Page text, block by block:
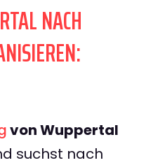
NACH
von Wuppertal
suchst nach